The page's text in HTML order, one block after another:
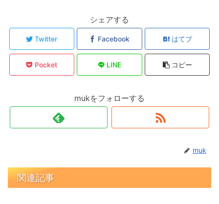
シェアする
Twitter Facebook はてブ
Pocket LINE コピー
mukをフォローする
muk
関連記事